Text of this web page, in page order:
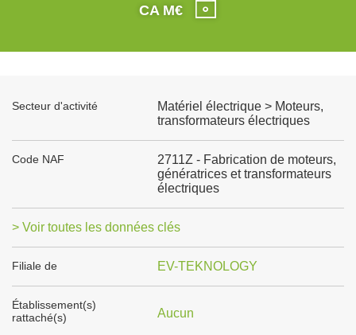
CA M€
Secteur d'activité
Matériel électrique > Moteurs,
transformateurs électriques
Code NAF
2711Z - Fabrication de moteurs,
génératrices et transformateurs
électriques
> Voir toutes les données clés
Filiale de EV-TEKNOLOGY
Établissement(s)
rattaché(s)
Aucun